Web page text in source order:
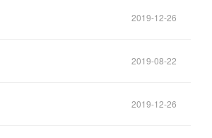
2019-12-26
2019-08-22
2019-12-26